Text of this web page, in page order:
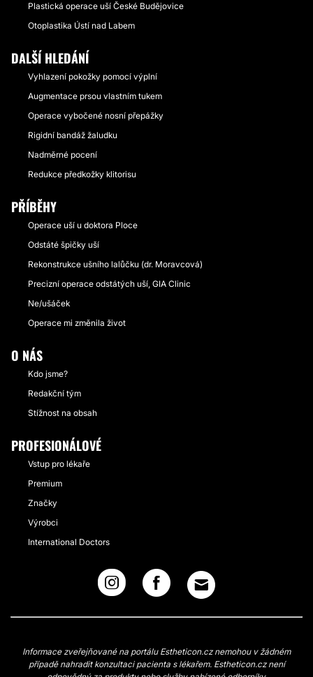
Plastická operace uší České Budějovice
Otoplastika Ústí nad Labem
DALŠÍ HLEDÁNÍ
Vyhlazení pokožky pomocí výplní
Augmentace prsou vlastním tukem
Operace vybočené nosní přepážky
Rigidní bandáž žaludku
Nadměrné pocení
Redukce předkožky klitorisu
PŘÍBĚHY
Operace uší u doktora Ploce
Odstáté špičky uší
Rekonstrukce ušního lalůčku (dr. Moravcová)
Precizní operace odstátých uší, GIA Clinic
Ne/ušáček
Operace mi změnila život
O NÁS
Kdo jsme?
Redakční tým
Stížnost na obsah
PROFESIONÁLOVÉ
Vstup pro lékaře
Premium
Značky
Výrobci
International Doctors
Informace zveřejňované na portálu Estheticon.cz nemohou v žádném
případě nahradit konzultaci pacienta s lékařem. Estheticon.cz není